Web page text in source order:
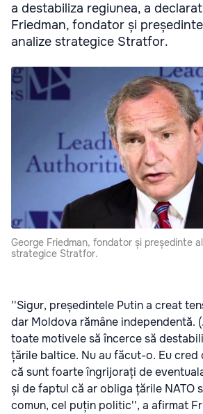
a destabiliza regiunea, a
Friedman, fondator și
analize strategice Stratfor.
George Friedman, fondator și președinte
strategice Stratfor.
''Sigur, președintele Putin a creat
dar Moldova rămâne independentă.
toate motivele să încerce să
țările baltice. Nu au făcut-o. Eu cred
că sunt foarte îngrijorați de
și de faptul că ar obliga țările NATO
comun, cel puțin politic'', a afirmat